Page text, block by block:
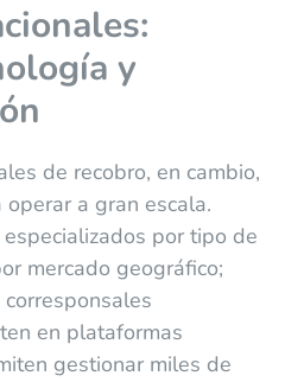
y
de recobro, en cambio,
a gran escala.
por tipo de
mercado geográfico;
en plataformas
gestionar miles de